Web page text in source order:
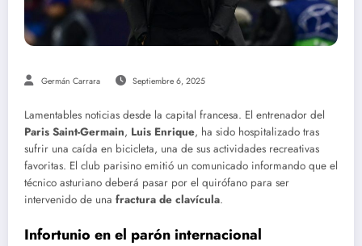
Germán Carrara Septiembre 6, 2025
Lamentables noticias desde la capital francesa. El entrenador del
Paris Saint-Germain, Luis Enrique, ha sido hospitalizado tras
sufrir una caída en bicicleta, una de sus actividades recreativas
favoritas. El club parisino emitió un comunicado informando que el
técnico asturiano deberá pasar por el quirófano para ser
intervenido de una fractura de clavícula.
Infortunio en el parón internacional